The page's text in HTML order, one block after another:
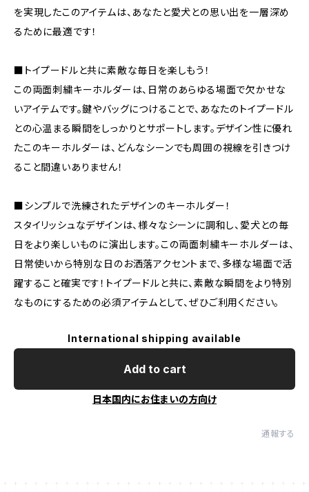
を実現したこのアイテムは、あなたと愛犬との思い出を一層深め
るために最適です！
■トイプードルと共に素敵な毎日を楽しもう！
この両面刺繍キーホルダーは、日常のあらゆる場面で欠かせな
いアイテムです。鍵やバッグにつけることで、あなたのトイプードル
との心温まる瞬間をしっかりとサポートします。デザイン性に優れ
たこのキーホルダーは、どんなシーンでも周囲の視線を引きつけ
ること間違いありません！
■シンプルで洗練されたデザインのキーホルダー！
スタイリッシュなデザインは、様々なシーンに調和し、愛犬との毎
日をより楽しいものに演出します。この両面刺繍キーホルダーは、
日常使いから特別な日のお洒落アクセントまで、多様な場面で活
躍すること確実です！トイプードルと共に、素敵な瞬間をより特別
なものにするための必須アイテムとして、ぜひご利用ください。
International shipping available
Add to cart
日本国内にお住まいの方向け
通報する